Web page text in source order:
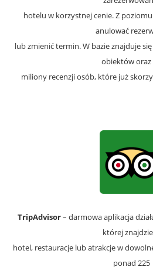
hotelu w korzystnej cenie. Z
anulować
lub zmienić termin. W bazie znajduje
obiektów oraz
miliony recenzji osób, które już
TripAdvisor– darmowa aplikacja
której
hotel, restauracje lub atrakcje w
ponad 225